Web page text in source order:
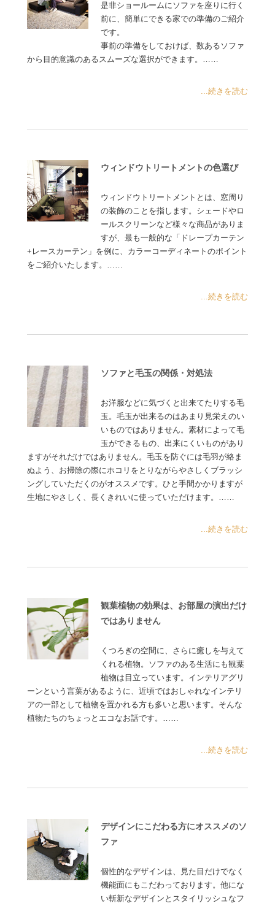
是非ショールームにソファを座りに行く
前に、簡単にできる家での準備のご紹介
です。
事前の準備をしておけば、数あるソファ
から目的意識のあるスムーズな選択ができます。……
...続きを読む
ウィンドウトリートメントの色選び
ウィンドウトリートメントとは、窓周り
の装飾のことを指します。シェードやロ
ールスクリーンなど様々な商品がありま
すが、最も一般的な「ドレープカーテン
+レースカーテン」を例に、カラーコーディネートのポイント
をご紹介いたします。……
...続きを読む
ソファと毛玉の関係・対処法
お洋服などに気づくと出来てたりする毛
玉。毛玉が出来るのはあまり見栄えのい
いものではありません。素材によって毛
玉ができるもの、出来にくいものがあり
ますがそれだけではありません。毛玉を防ぐには毛羽が絡ま
ぬよう、お掃除の際にホコリをとりながらやさしくブラッシ
ングしていただくのがオススメです。ひと手間かかりますが
生地にやさしく、長くきれいに使っていただけます。……
...続きを読む
観葉植物の効果は、お部屋の演出だけ
ではありません
くつろぎの空間に、さらに癒しを与えて
くれる植物。ソファのある生活にも観葉
植物は目立っています。インテリアグリ
ーンという言葉があるように、近頃ではおしゃれなインテリ
アの一部として植物を置かれる方も多いと思います。そんな
植物たちのちょっとエコなお話です。……
...続きを読む
デザインにこだわる方にオススメのソ
ファ
個性的なデザインは、見た目だけでなく
機能面にもこだわっております。他にな
い斬新なデザインとスタイリッシュなフ